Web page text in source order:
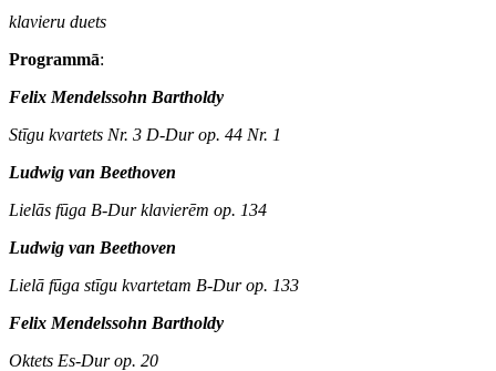
klavieru duets
Programmā:
Felix Mendelssohn Bartholdy
Stīgu kvartets Nr. 3 D-Dur op. 44 Nr. 1
Ludwig van Beethoven
Lielās fūga B-Dur klavierēm op. 134
Ludwig van Beethoven
Lielā fūga stīgu kvartetam B-Dur op. 133
Felix Mendelssohn Bartholdy
Oktets Es-Dur op. 20